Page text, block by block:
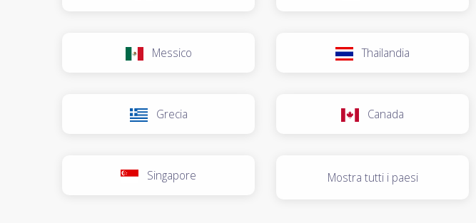
Messico Thailandia
Grecia Canada
Singapore Mostra tutti i paesi